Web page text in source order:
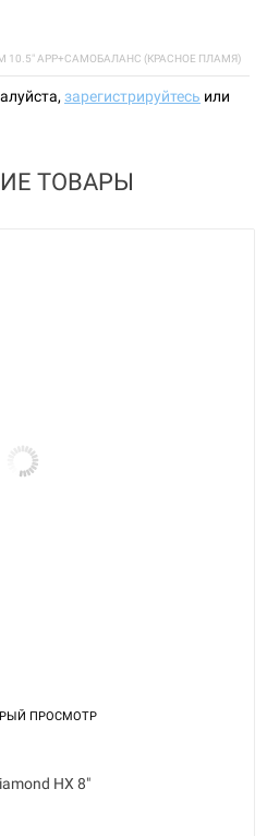
10.5" APP+САМОБАЛАНС (КРАСНОЕ ПЛАМЯ)
зарегистрируйтесь или
ТОВАРЫ
ПРОСМОТР
HX 8"